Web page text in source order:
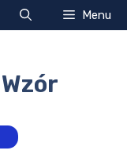
Menu